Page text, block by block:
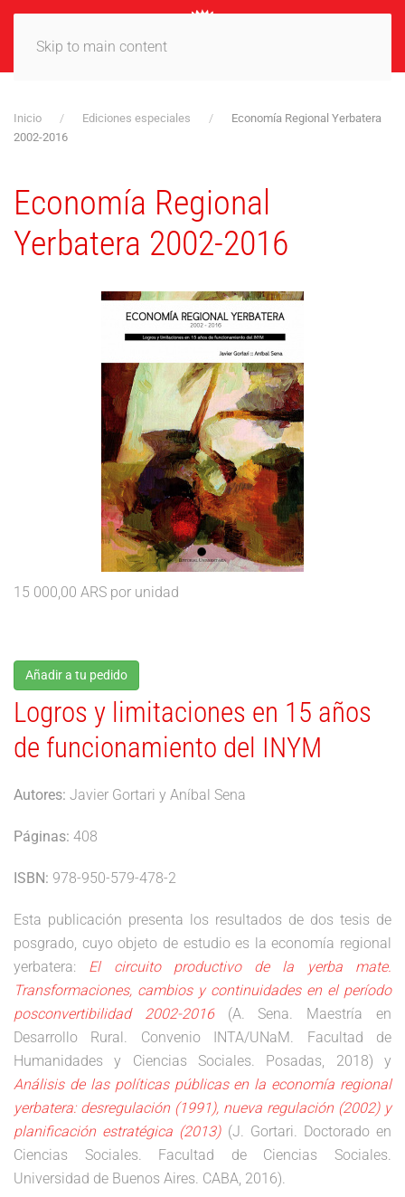
Skip to main content
Inicio Ediciones especiales
Economía Regional Yerbatera
2002-2016
Economía Regional
Yerbatera 2002-2016
15 000,00 ARS por unidad
Añadir a tu pedido
Logros y limitaciones en 15 años
de funcionamiento del INYM
Autores: Javier Gortari y Aníbal Sena
Páginas: 408
ISBN: 978-950-579-478-2
Esta publicación presenta los resultados de dos tesis de
posgrado, cuyo objeto de estudio es la economía regional
yerbatera: El circuito productivo de la yerba mate.
Transformaciones, cambios y continuidades en el período
posconvertibilidad 2002-2016(A. Sena. Maestría en
Desarrollo Rural. Convenio INTA/UNaM. Facultad de
Humanidades y Ciencias Sociales. Posadas, 2018) y
Análisis de las políticas públicas en la economía regional
yerbatera: desregulación (1991), nueva regulación (2002) y
planificación estratégica (2013)(J. Gortari. Doctorado en
Ciencias Sociales. Facultad de Ciencias Sociales.
Universidad de Buenos Aires. CABA, 2016).